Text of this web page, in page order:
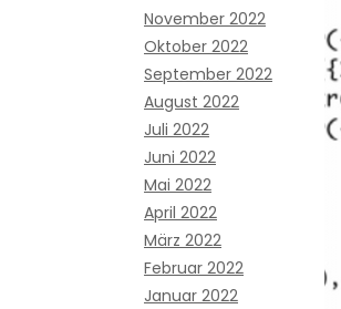
November 2022
Oktober 2022
September 2022
August 2022
Juli 2022
Juni 2022
Mai 2022
April 2022
März 2022
Februar 2022
Januar 2022